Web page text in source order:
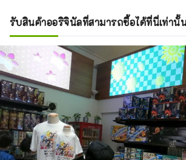
รับสินค้าออริจินัลที่สามารถซื้อได้ที่นี่เท่านั้